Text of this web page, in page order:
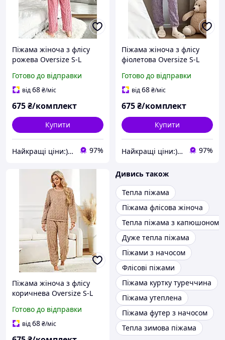
Піжама жіноча з флісу
рожева Oversize S-L
Готово до відправки
від68₴/міс
675₴/комплект
Купити
Найкращі ціни:) Lightssshop 97%
Піжама жіноча з флісу
фіолетова Oversize S-L
Готово до відправки
від68₴/міс
675₴/комплект
Купити
Найкращі ціни:) Lightssshop 97%
Піжама жіноча з флісу
коричнева Oversize S-L
Готово до відправки
від68₴/міс
Дивись також
Тепла піжама
Піжама флісова жіноча
Тепла піжама з капюшоном
Дуже тепла піжама
Піжами з начосом
Флісові піжами
Піжама куртку туреччина
Піжама утеплена
Піжама футер з начосом
Тепла зимова піжама